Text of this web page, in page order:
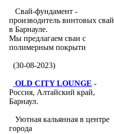
Свай-фундамент -
производитель винтовых свай
в Барнауле.
Мы предлагаем сваи с
полимерным покрыти
(30-08-2023)
OLD CITY LOUNGE -
Россия, Алтайский край,
Барнаул.
Уютная кальянная в центре
города